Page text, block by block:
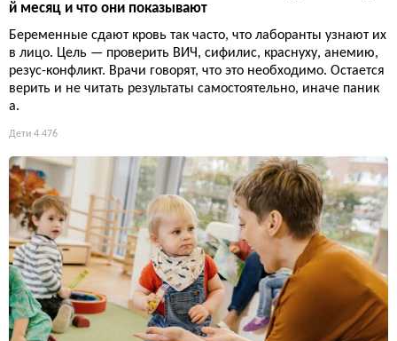
й месяц и что они показывают
Беременные сдают кровь так часто, что лаборанты узнают их
в лицо. Цель — проверить ВИЧ, сифилис, краснуху, анемию,
резус-конфликт. Врачи говорят, что это необходимо. Остается
верить и не читать результаты самостоятельно, иначе паник
а.
Дети 4 476